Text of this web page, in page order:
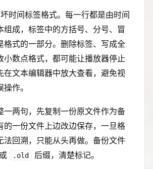
时间标签格式。每一行都是由时间
组成，标签中的方括号、分号、冒
格式的一部分。删除标签、写成全
小数点格式，都可能让播放器停止
在文本编辑器中放大查看，避免视
作。
一两句，先复制一份原文件作为备
的一份文件上边改边保存，一旦格
法回溯，只能从头再做。备份文件
或 .old 后缀，清楚标记。